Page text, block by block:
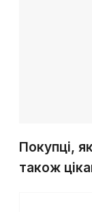
Покупці,
також